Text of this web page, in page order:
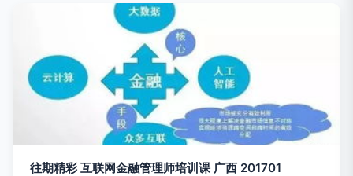
往期精彩 互联网金融管理师培训课 广西 201701